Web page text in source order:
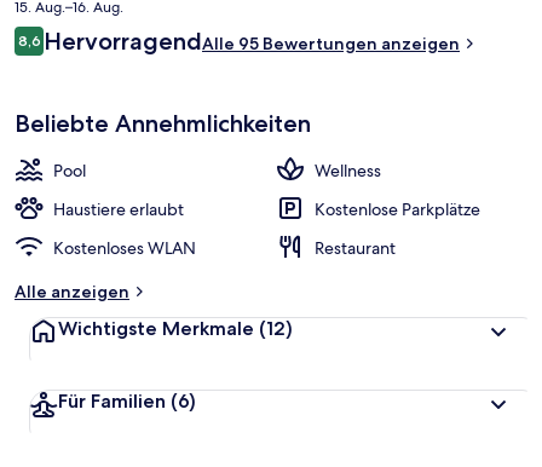
beträgt
161 €.
15. Aug.–16. Aug.
Bewertungen
8,68,6 von 10.
HervorragendAlle 95 Bewertungen anzeigen
Beliebte Annehmlichkeiten
Pool
Wellness
Haustiere erlaubt
Kostenlose Parkplätze
Kostenloses WLAN
Restaurant
Alle anzeigen
Wichtigste Merkmale (12)
Für Familien (6)